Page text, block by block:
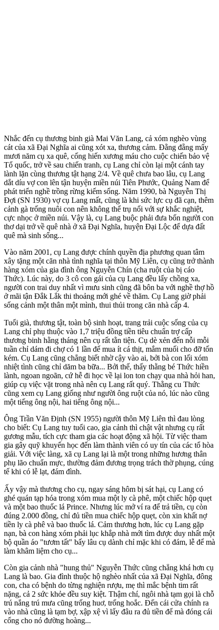
Nhắc đến cụ thương binh già Mai Văn Lang, cả xóm nghèo vùng
cát của xã Đại Nghĩa ai cũng xót xa, thương cảm. Đằng đẵng mấy
mươi năm cụ xa quê, cống hiến xương máu cho cuộc chiến bảo vệ
Tổ quốc, trở về sau chiến tranh, cụ Lang chỉ còn lại một cánh tay
lành lặn cùng thương tật hạng 2/4. Về quê chưa bao lâu, cụ Lang
dắt díu vợ con lên tận huyện miền núi Tiên Phước, Quảng Nam để
phát triển nghề trồng rừng kiếm sống. Năm 1990, bà Nguyễn Thị
Đợi (SN 1930) vợ cụ Lang mất, cũng là khi sức lực cụ đã cạn, thêm
cảnh gà trống nuôi con nên không thể trụ nổi với sự khắc nghiệt,
cực nhọc ở miền núi. Vậy là, cụ Lang buộc phải đưa bốn người con
thơ dại trở về quê nhà ở xã Đại Nghĩa, huyện Đại Lộc để dựa đất
quê mà sinh sống...
Vào năm 2001, cụ Lang được chính quyền địa phương quan tâm
xây tặng một căn nhà tình nghĩa tại thôn Mỹ Liên, cụ cũng trở thành
hàng xóm của gia đình ông Nguyễn Chín (cha ruột của bị cáo
Thức). Lúc này, do 3 cô con gái của cụ Lang đều lấy chồng xa,
người con trai duy nhất vì mưu sinh cũng đã bôn ba với nghề thợ hồ
ở mãi tận Đắk Lắk thi thoảng mới ghé về thăm. Cụ Lang giờ phải
sống cảnh một thân một mình, thui thủi trong căn nhà cấp 4.
Tuổi già, thương tật, toàn bộ sinh hoạt, trang trải cuộc sống của cụ
Lang chỉ phụ thuộc vào 1,7 triệu đồng tiền tiêu chuẩn trợ cấp
thương binh hằng tháng nên cụ rất tằn tiện. Cụ dè xẻn đến nỗi mỗi
tuần chỉ dám đi chợ có 1 lần để mua ít cá thịt, mắm muối cho đỡ tốn
kém. Cụ Lang cũng chẳng biết nhờ cậy vào ai, bởi bà con lối xóm
nhiệt tình cũng chỉ dăm ba bữa... Bởi thế, thấy thằng bé Thức hiền
lành, ngoan ngoãn, cứ hễ đi học về lại lon ton chạy qua nhà hỏi han,
giúp cụ việc vặt trong nhà nên cụ Lang rất quý. Thằng cu Thức
cũng xem cụ Lang giống như người ông ruột của nó, lúc nào cũng
một tiếng ông nội, hai tiếng ông nội...
Ông Trần Văn Định (SN 1955) người thôn Mỹ Liên thì đau lòng
cho biết: Cụ Lang tuy tuổi cao, gia cảnh thì chật vật nhưng cụ rất
gương mẫu, tích cực tham gia các hoạt động xã hội. Từ việc tham
gia gây quỹ khuyến học đến làm thành viên có uy tín của các tổ hòa
giải. Với việc làng, xã cụ Lang lại là một trong những hương thân
phụ lão chuẩn mực, thường đảm đương trọng trách thờ phụng, cúng
tế khi có lễ lạt, đám đình.
Ấy vậy mà thương cho cụ, ngay sáng hôm bị sát hại, cụ Lang có
ghé quán tạp hóa trong xóm mua một ly cà phê, một chiếc hộp quẹt
và một bao thu‌ốc l‌á Prince. Nhưng lúc mở ví ra để trả tiền, cụ còn
đúng 2.000 đồng, chỉ đủ tiền mua chiếc hộp quẹt, còn xin khất nợ
tiền ly cà phê và bao thu‌ốc l‌á. Cảm thương hơn, lúc cụ Lang gặp
nạn, bà con hàng xóm phải lục khắp nhà mới tìm được duy nhất một
bộ quần áo "tươm tất" bấy lâu cụ dành chỉ mặc khi có đám, lễ để mà
làm khâm liệm cho cụ...
Còn gia cảnh nhà "hung thủ" Nguyễn Thức cũng chẳng khá hơn cụ
Lang là bao. Gia đình thuộc hộ nghèo nhất của xã Đại Nghĩa, đông
con, cha có bệnh do từng nghiện rượu, mẹ thì mắc bệnh tim rất
nặng, cả 2 sức khỏe đều suy kiệt. Thậm chí, ngôi nhà tạm gọi là chỗ
trú nắng trú mưa cũng trống huơ, trống hoắc. Đến cái cửa chính ra
vào nhà cũng là tạm bợ, xập xệ vì lấy đâu ra đủ tiền để mà đóng cái
cổng cho nó đường hoàng...